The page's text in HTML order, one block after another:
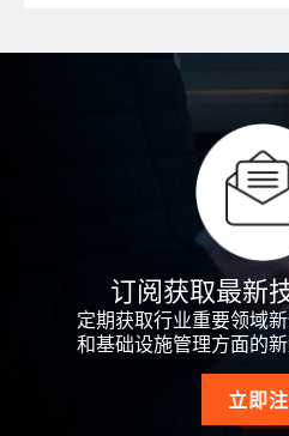
订阅获取最新
定期获取行业重要领域
和基础设施管理方面的新
立即